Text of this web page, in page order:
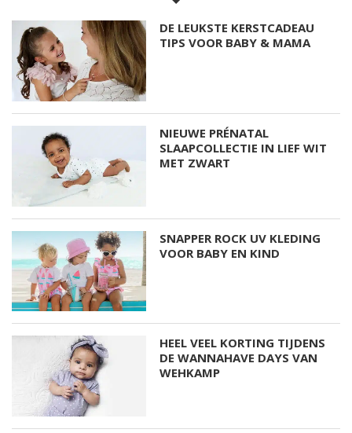
DE LEUKSTE KERSTCADEAU
TIPS VOOR BABY & MAMA
NIEUWE PRÉNATAL
SLAAPCOLLECTIE IN LIEF WIT
MET ZWART
SNAPPER ROCK UV KLEDING
VOOR BABY EN KIND
HEEL VEEL KORTING TIJDENS
DE WANNAHAVE DAYS VAN
WEHKAMP